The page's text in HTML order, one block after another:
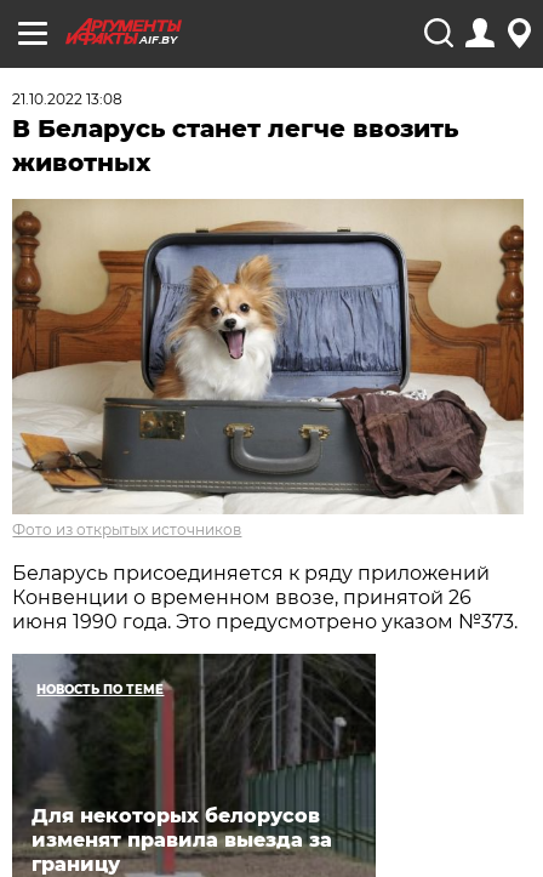
AIF.BY
21.10.2022 13:08
В Беларусь станет легче ввозить
животных
Фото из открытых источников
Беларусь присоединяется к ряду приложений
Конвенции о временном ввозе, принятой 26
июня 1990 года. Это предусмотрено указом №373.
НОВОСТЬ ПО ТЕМЕ
Для некоторых белорусов
изменят правила выезда за
границу